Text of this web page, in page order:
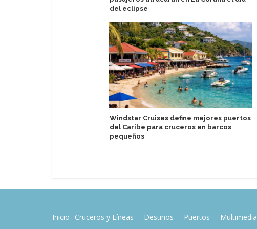
del eclipse
Windstar Cruises define mejores puertos
del Caribe para cruceros en barcos
pequeños
Inicio Cruceros y Líneas Destinos Puertos Multimedia